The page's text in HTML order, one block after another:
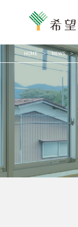
HOME NEWS